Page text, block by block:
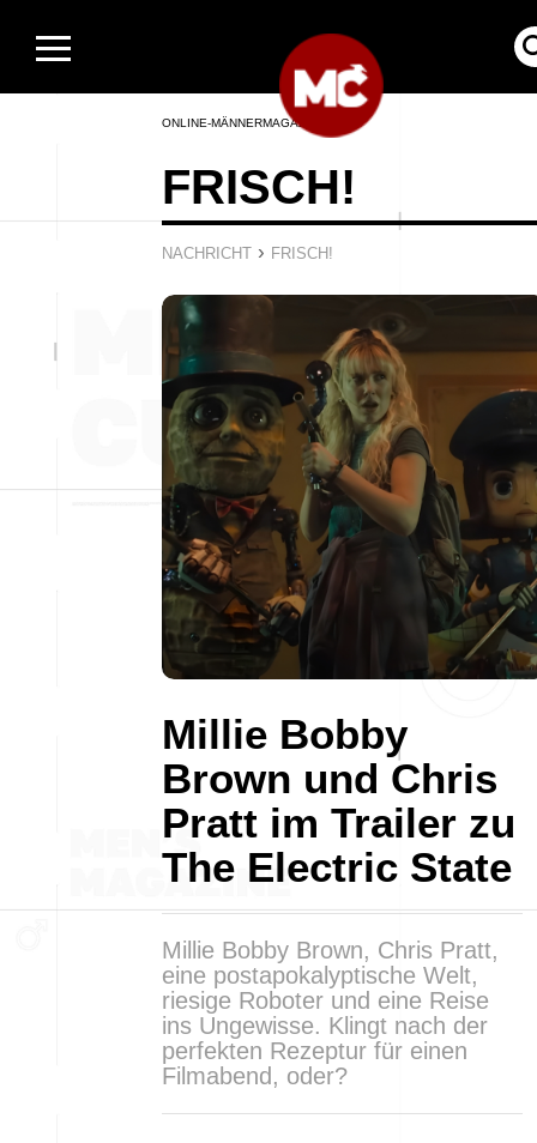
ONLINE-MÄNNERMAGAZIN
FRISCH!
NACHRICHT › FRISCH!
Millie Bobby
Brown und Chris
Pratt im Trailer zu
The Electric State
Millie Bobby Brown, Chris Pratt,
eine postapokalyptische Welt,
riesige Roboter und eine Reise
ins Ungewisse. Klingt nach der
perfekten Rezeptur für einen
Filmabend, oder?